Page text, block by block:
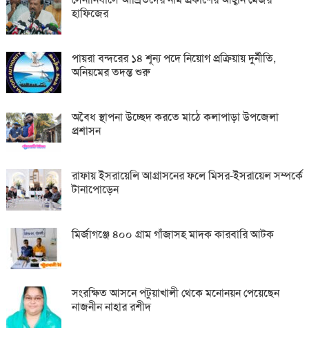
হাফিজের
পায়রা বন্দরের ১৪ শূন্য পদে নিয়োগ প্রক্রিয়ায় দুর্নীতি,
অনিয়মের তদন্ত শুরু
অবৈধ স্থাপনা উচ্ছেদ করতে মাঠে কলাপাড়া উপজেলা
প্রশাসন
রাফায় ইসরায়েলি আগ্রাসনের ফলে মিসর-ইসরায়েল সম্পর্কে
টানাপোড়েন
মির্জাগঞ্জে ৪০০ গ্রাম গাঁজাসহ মাদক কারবারি আটক
সংরক্ষিত আসনে পটুয়াখালী থেকে মনোনয়ন পেয়েছেন
নাজনীন নাহার রশীদ